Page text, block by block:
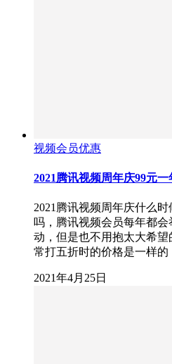
视频会员优惠
2021腾讯视频周年庆99元
2021腾讯视频周年庆什么
吗，腾讯视频会员每年都
动，但是也不用抱太大希
常打五折时的价格是一样
2021年4月25日